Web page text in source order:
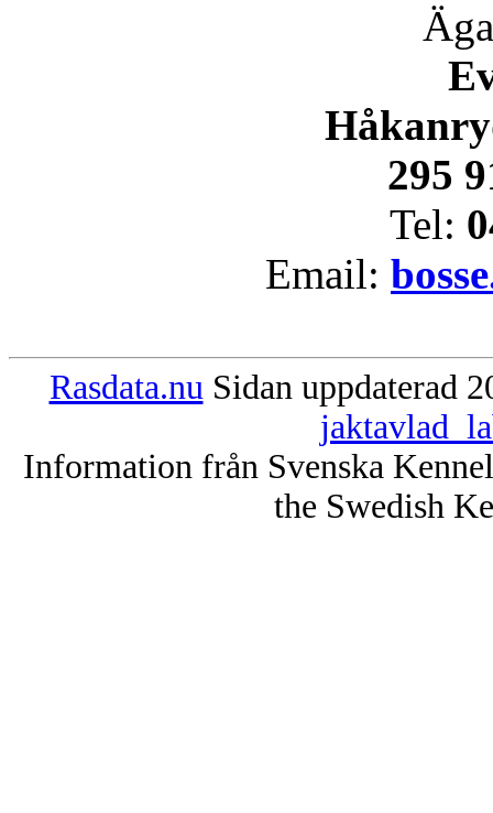
295
Tel:
Email:
Rasdata.nu Sidan uppdaterad
Information från Svenska
the Swedish